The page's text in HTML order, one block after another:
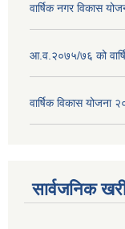
वार्षिक नगर विकास
आ.व.२०७५/७६ को
वार्षिक विकास योजना
सार्वजनिक